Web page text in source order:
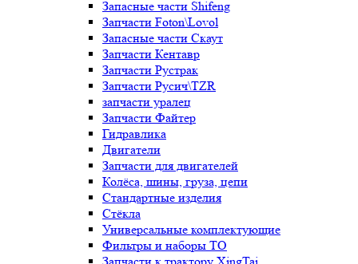
Запасные части Shifeng
Запчасти Foton\Lovol
Запасные части Скаут
Запчасти Кентавр
Запчасти Рустрак
Запчасти Русич\TZR
запчасти уралец
Запчасти Файтер
Гидравлика
Двигатели
Запчасти для двигателей
Колёса, шины, груза, цепи
Стандартные изделия
Стёкла
Универсальные комплектующие
Фильтры и наборы ТО